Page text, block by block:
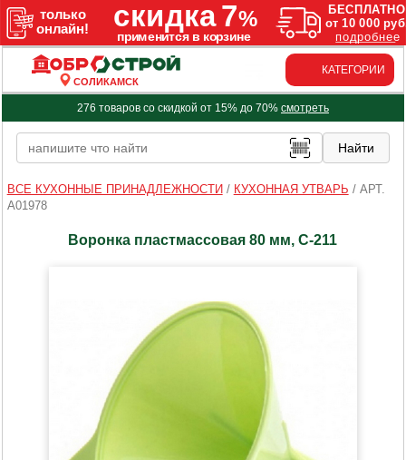
СОЛИКАМСК
КАТЕГОРИИ
276 товаров со скидкой от 15% до 70% смотреть
ВСЕ КУХОННЫЕ ПРИНАДЛЕЖНОСТИ / КУХОННАЯ УТВАРЬ / АРТ.
A01978
Воронка пластмассовая 80 мм, С-211